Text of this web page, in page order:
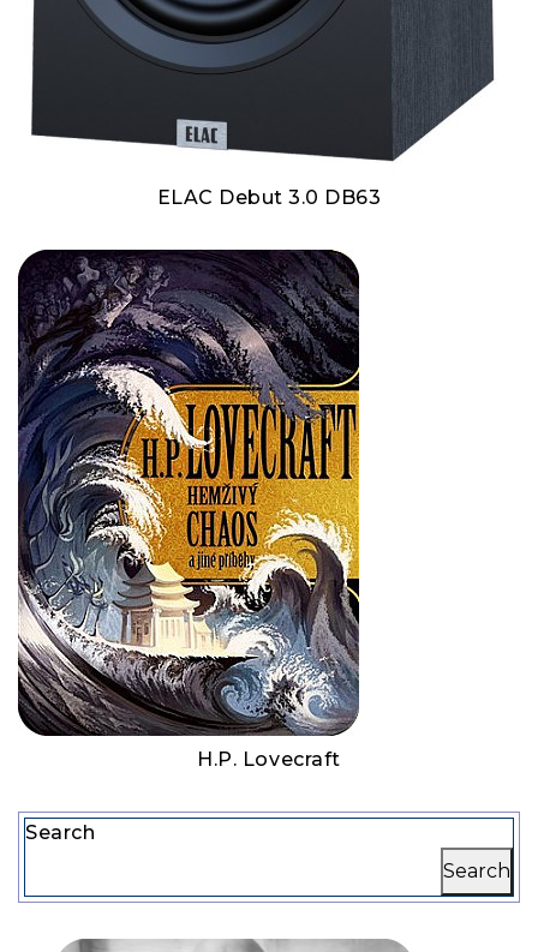
ELAC Debut 3.0 DB63
H.P. Lovecraft
Search
Search